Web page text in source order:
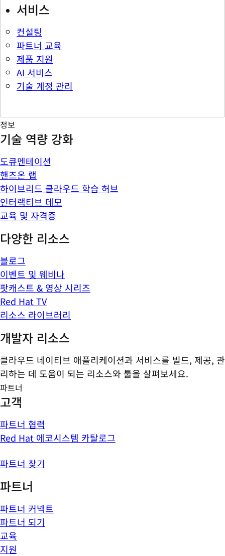
서비스
컨설팅
파트너 교육
제품 지원
AI 서비스
기술 계정 관리
정보
기술 역량 강화
도큐멘테이션
핸즈온 랩
하이브리드 클라우드 학습 허브
인터랙티브 데모
교육 및 자격증
다양한 리소스
블로그
이벤트 및 웨비나
팟캐스트 & 영상 시리즈
Red Hat TV
리소스 라이브러리
개발자 리소스
클라우드 네이티브 애플리케이션과 서비스를 빌드, 제공, 관
리하는 데 도움이 되는 리소스와 툴을 살펴보세요.
파트너
고객
파트너 협력
Red Hat 에코시스템 카탈로그
파트너 찾기
파트너
파트너 커넥트
파트너 되기
교육
지원